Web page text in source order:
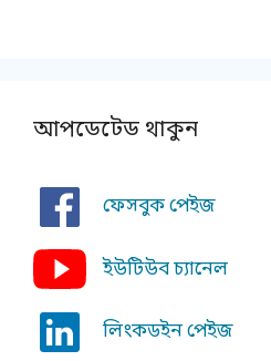
আপডেটেড থাকুন
ফেসবুক পেইজ
ইউটিউব চ্যানেল
লিংকডইন পেইজ